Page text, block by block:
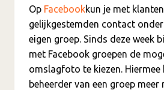
Op Facebookkun je met
gelijkgestemden contact
eigen groep. Sinds deze week
met Facebook groepen de
omslagfoto te kiezen. Hiermee
beheerder van een groep meer